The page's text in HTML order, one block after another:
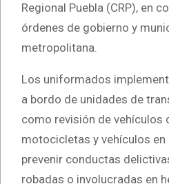
Regional Puebla (CRP), en
órdenes de gobierno y
metropolitana.
Los uniformados
a bordo de unidades de
como revisión de vehículos
motocicletas y vehículos en
prevenir conductas
robadas o involucradas en